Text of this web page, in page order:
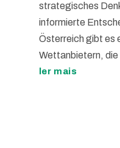
strategisches
informierte
Österreich gibt es
Wettanbietern, die
ler mais